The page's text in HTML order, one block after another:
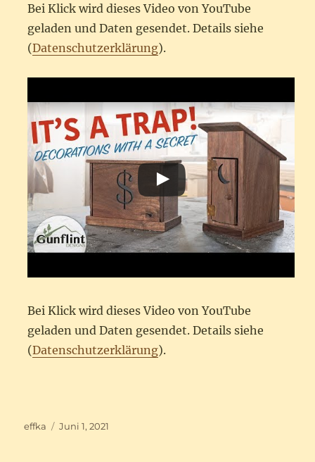
Bei Klick wird dieses Video von YouTube
geladen und Daten gesendet. Details siehe
(Datenschutzerklärung).
Bei Klick wird dieses Video von YouTube
geladen und Daten gesendet. Details siehe
(Datenschutzerklärung).
Autor
effka
Veröffentlicht
Juni 1, 2021